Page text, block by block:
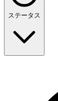
ステータス